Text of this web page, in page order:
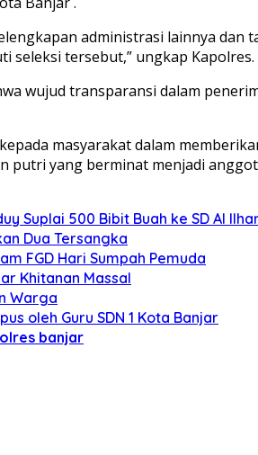
administrasi lainnya
seleksi tersebut,” ungkap Kapolres.
wujud transparansi dalam
masyarakat dalam
yang berminat menjadi
Suplai 500 Bibit Buah ke SD Al
Dua Tersangka
FGD Hari Sumpah Pemuda
Khitanan Massal
Warga
oleh Guru SDN 1 Kota Banjar
banjar